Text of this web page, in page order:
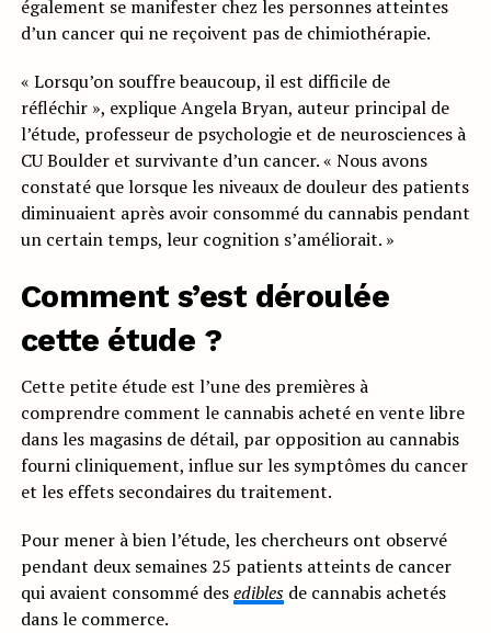
également se manifester chez les personnes atteintes
d’un cancer qui ne reçoivent pas de chimiothérapie.
« Lorsqu’on souffre beaucoup, il est difficile de
réfléchir », explique Angela Bryan, auteur principal de
l’étude, professeur de psychologie et de neurosciences à
CU Boulder et survivante d’un cancer. « Nous avons
constaté que lorsque les niveaux de douleur des patients
diminuaient après avoir consommé du cannabis pendant
un certain temps, leur cognition s’améliorait. »
Comment s’est déroulée
cette étude ?
Cette petite étude est l’une des premières à
comprendre comment le cannabis acheté en vente libre
dans les magasins de détail, par opposition au cannabis
fourni cliniquement, influe sur les symptômes du cancer
et les effets secondaires du traitement.
Pour mener à bien l’étude, les chercheurs ont observé
pendant deux semaines 25 patients atteints de cancer
qui avaient consommé desediblesde cannabis achetés
dans le commerce.